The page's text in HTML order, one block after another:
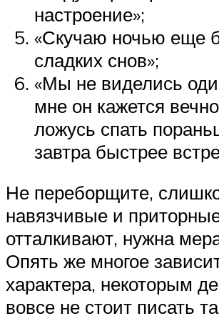
настроение»;
«Скучаю ночью еще
сладких снов»;
«Мы не виделись
мне он кажется
ложусь спать
завтра быстрее
Не переборщите,
навязчивые и
отталкивают, нужна
Опять же многое
характера, некоторым
вовсе не стоит писать